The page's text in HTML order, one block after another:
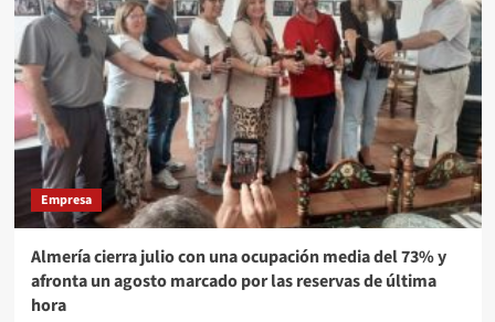
Empresa
Almería cierra julio con una ocupación media del 73% y
afronta un agosto marcado por las reservas de última
hora